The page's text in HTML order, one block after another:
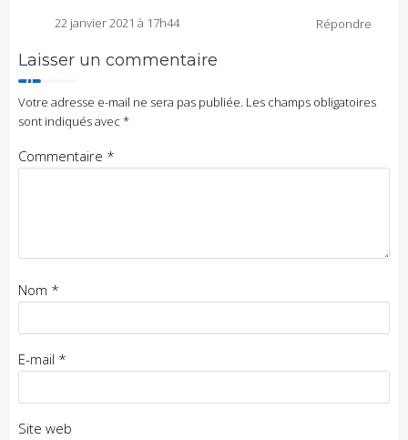
22 janvier 2021 à 17h44 Répondre
Laisser un commentaire
Votre adresse e-mail ne sera pas publiée. Les champs obligatoires
sont indiqués avec *
Commentaire *
Nom *
E-mail *
Site web